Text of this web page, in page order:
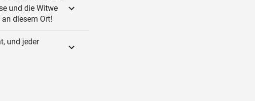
und die Witwe
diesem Ort!
und jeder